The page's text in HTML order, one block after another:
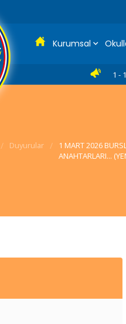
Kurumsal
1 -
4
5 -
8 -
10
1
/ Duyurular /
1 MART 2026
ANAHTARLARI...